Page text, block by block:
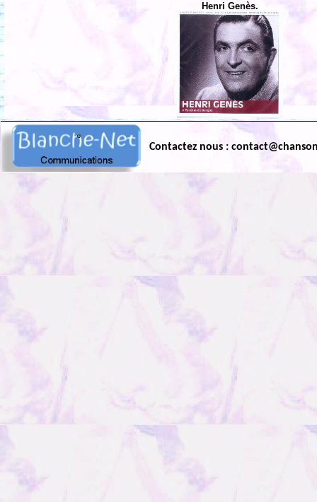
Henri Genès.
Contactez nous :